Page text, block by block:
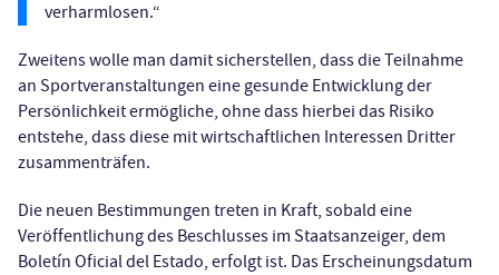
verharmlosen.“
Zweitens wolle man damit sicherstellen, dass die Teilnahme
an Sportveranstaltungen eine gesunde Entwicklung der
Persönlichkeit ermögliche, ohne dass hierbei das Risiko
entstehe, dass diese mit wirtschaftlichen Interessen Dritter
zusammenträfen.
Die neuen Bestimmungen treten in Kraft, sobald eine
Veröffentlichung des Beschlusses im Staatsanzeiger, dem
Boletín Oficial del Estado, erfolgt ist. Das Erscheinungsdatum